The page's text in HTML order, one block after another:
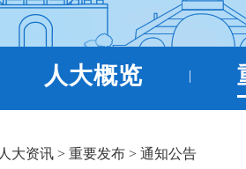
人大概览 |
人大资讯 > 重要发布 > 通知公告